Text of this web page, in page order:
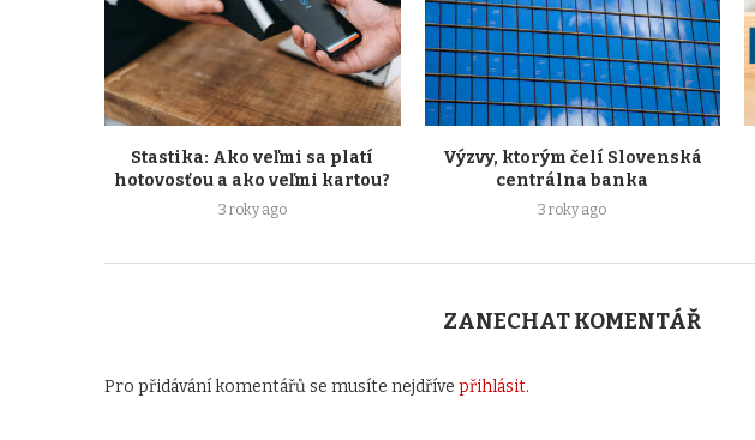
Stastika: Ako veľmi sa platí
hotovosťou a ako veľmi kartou?
3 roky ago
Výzvy, ktorým čelí Slovenská
centrálna banka
3 roky ago
ZANECHAT KOMENTÁŘ
Pro přidávání komentářů se musíte nejdříve přihlásit.